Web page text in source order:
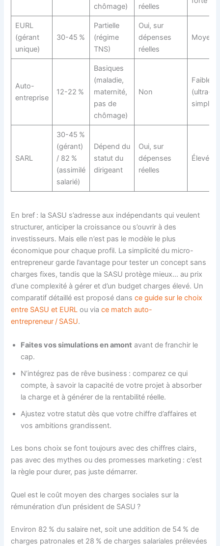
chômage) réelles
EURL
(gérant
unique)
30-45 %
Partielle
(régime
TNS)
Oui, sur
dépenses
réelles
Auto-
entreprise
12-22 %
Basiques
(maladie,
maternité,
pas de
chômage)
Non
Faible
(ultra-
SARL
30-45 %
(gérant)
/ 82 %
(assimilé
salarié)
Dépend du
statut du
dirigeant
Oui, sur
dépenses
réelles
Élevée
En bref : la SASU s’adresse aux indépendants qui veulent
structurer, anticiper la croissance ou s’ouvrir à des
investisseurs. Mais elle n’est pas le modèle le plus
économique pour chaque profil. La simplicité du micro-
entrepreneur garde l’avantage pour tester un concept sans
charges fixes, tandis que la SASU protège mieux… au prix
d’une complexité à gérer et d’un budget charges élevé. Un
comparatif détaillé est proposé dansce guide sur le choix
entre SASU et EURL ou viace match auto-
entrepreneur / SASU.
Faites vos simulations en amont avant de franchir le
cap.
N’intégrez pas de rêve business : comparez ce qui
compte, à savoir la capacité de votre projet à absorber
la charge et à générer de la rentabilité réelle.
Ajustez votre statut dès que votre chiffre d’affaires et
vos ambitions grandissent.
Les bons choix se font toujours avec des chiffres clairs,
pas avec des mythes ou des promesses marketing : c’est
la règle pour durer, pas juste démarrer.
Quel est le coût moyen des charges sociales sur la
rémunération d’un président de SASU ?
Environ 82 % du salaire net, soit une addition de 54 % de
charges patronales et 28 % de charges salariales prélevées